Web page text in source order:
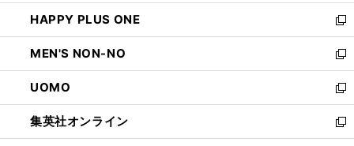
く
ウ
で
開
く
ン
ド
ウ
で
開
く
ウ
ィ
ン
ド
ウ
で
開
く
し
い
ウ
ィ
ン
ド
ウ
で
開
HAPPY PLUS ONE
新
し
い
ウ
ィ
ン
ド
ウ
MEN'S NON-NO
新
し
い
ウ
ィ
ン
UOMO
新
し
い
ウ
集英社オンライン
新
し